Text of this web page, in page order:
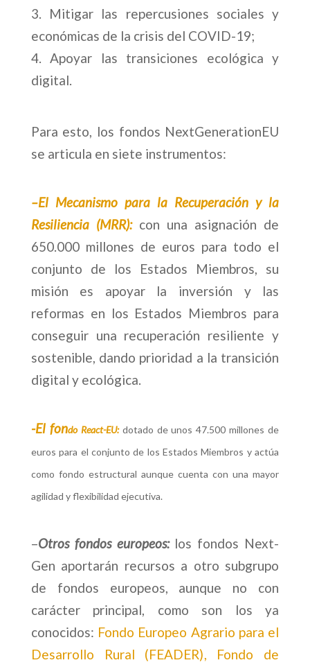
Mitigar las repercusiones sociales y
económicas de la crisis del COVID-19;
Apoyar las transiciones ecológica y
digital.
Para esto, los fondos NextGenerationEU
se articula en siete instrumentos:
–El Mecanismo para la Recuperación y la
Resiliencia (MRR): con una asignación de
650.000 millones de euros para todo el
conjunto de los Estados Miembros, su
misión es apoyar la inversión y las
reformas en los Estados Miembros para
conseguir una recuperación resiliente y
sostenible, dando prioridad a la transición
digital y ecológica.
-El fondo React-EU:dotado de unos 47.500 millones de
euros para el conjunto de los Estados Miembros y actúa
como fondo estructural aunque cuenta con una mayor
agilidad y flexibilidad ejecutiva.
–Otros fondos europeos: los fondos Next-
Gen aportarán recursos a otro subgrupo
de fondos europeos, aunque no con
carácter principal, como son los ya
conocidos: Fondo Europeo Agrario para el
Desarrollo Rural (FEADER), Fondo de